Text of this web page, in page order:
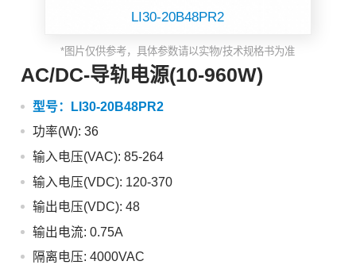
LI30-20B48PR2
*图片仅供参考，具体参数请以实物/技术规格书为准
AC/DC-导轨电源(10-960W)
型号：
LI30-20B48PR2
功率(W): 36
输入电压(VAC): 85-264
输入电压(VDC): 120-370
输出电压(VDC): 48
输出电流: 0.75A
隔离电压: 4000VAC